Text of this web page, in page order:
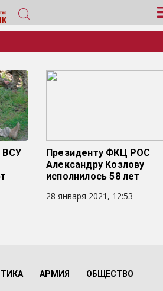
ВСУ
Президенту ФКЦ РОС
Александру Козлову
исполнилось 58 лет
28 января 2021, 12:53
АРМИЯ ОБЩЕСТВО